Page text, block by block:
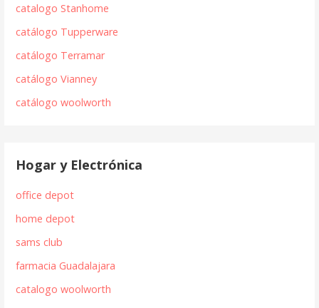
catalogo Stanhome
catálogo Tupperware
catálogo Terramar
catálogo Vianney
catálogo woolworth
Hogar y Electrónica
office depot
home depot
sams club
farmacia Guadalajara
catalogo woolworth